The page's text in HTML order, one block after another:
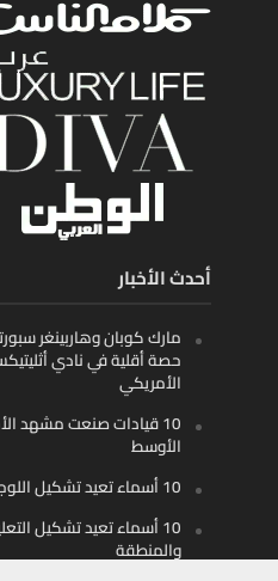
أحدث الأخبار
مارك كوبان وهاربينغر
حصة أقلية في نادي
الأمريكي
10 قيادات صنعت مشهد
الأوسط
10 أسماء تعيد تشكيل اللوجستيات الذكية في الخليج
10 أسماء تعيد تشكيل
والمنطقة